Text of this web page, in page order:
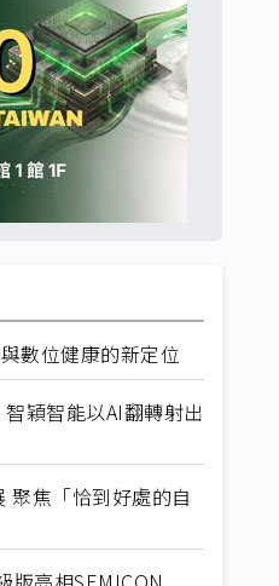
數位健康的新定位
穎智能以AI翻轉射出
聚焦「恰到好處的自